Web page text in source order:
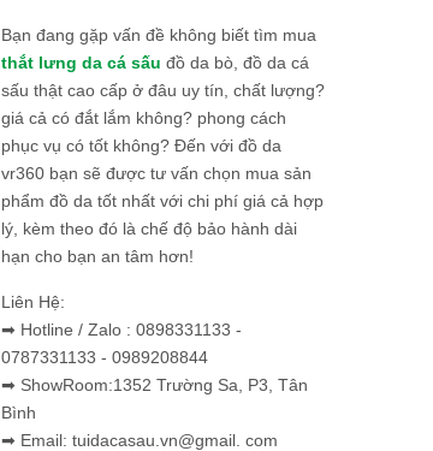
Bạn đang gặp vấn đề không biết tìm mua
thắt lưng da cá sấu đồ da bò, đồ da cá
sấu thật cao cấp ở đâu uy tín, chất lượng?
giá cả có đắt lắm không? phong cách
phục vụ có tốt không? Đến với đồ da
vr360 bạn sẽ được tư vấn chọn mua sản
phẩm đồ da tốt nhất với chi phí giá cả hợp
lý, kèm theo đó là chế độ bảo hành dài
hạn cho bạn an tâm hơn!
Liên Hệ:
➡ Hotline / Zalo : 0898331133 -
0787331133 - 0989208844
➡ ShowRoom:1352 Trường Sa, P3, Tân
Bình
➡ Email: tuidacasau.vn@gmail. com